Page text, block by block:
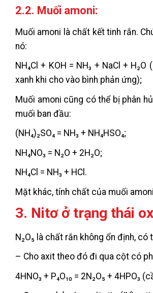
2.2. Muối amoni:
Muối amoni là chất kết tinh rắn.
nó:
NH₄Cl + KOH = NH₃ + NaCl +
xanh khi cho vào bình phản ứng);
Muối amoni cũng có thể bị phân
muối ban đầu:
(NH₄)₂SO₄ = NH₃ + NH₄HSO₄;
NH₄NO₃ = N₂O + 2H₂O;
NH₄Cl = NH₃ + HCl.
Mặt khác, tính chất của muối
3. Nitơ ở trạng thái
N₂O₅ là chất rắn không ổn định,
– Cho axit theo đó đi qua cột có
4HNO₃ + P₄O₁₀ = 2N₂O₅ + 4HPO₃